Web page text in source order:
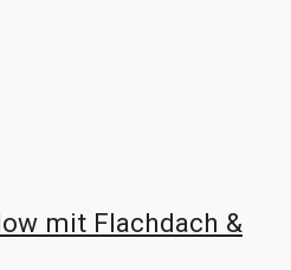
mit Flachdach &